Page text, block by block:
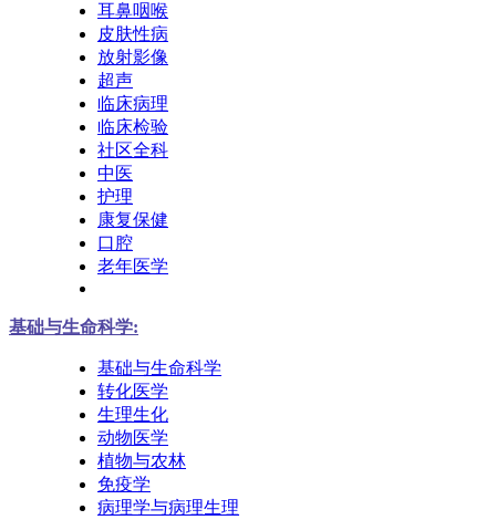
耳鼻咽喉
皮肤性病
放射影像
超声
临床病理
临床检验
社区全科
中医
护理
康复保健
口腔
老年医学
基础与生命科学:
基础与生命科学
转化医学
生理生化
动物医学
植物与农林
免疫学
病理学与病理生理